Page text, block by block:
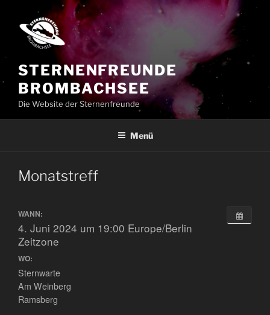
Inhalt
springen
STERNENFREUNDE
BROMBACHSEE
Die Website der Sternenfreunde
Menü
Monatstreff
WANN:
4. Juni 2024 um 19:00 Europe/Berlin
Zeitzone
WO:
Sternwarte
Am Weinberg
Ramsberg